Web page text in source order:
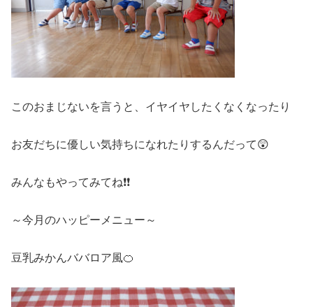
このおまじないを言うと、イヤイヤしたくなくなったり
お友だちに優しい気持ちになれたりするんだって😲
みんなもやってみてね❗❗
～今月のハッピーメニュー～
豆乳みかんババロア風🍊